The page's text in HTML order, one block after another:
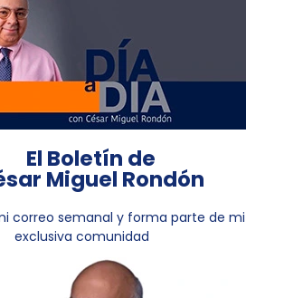
El Boletín de
Miguel Rondón
correo semanal y forma parte de mi
exclusiva comunidad